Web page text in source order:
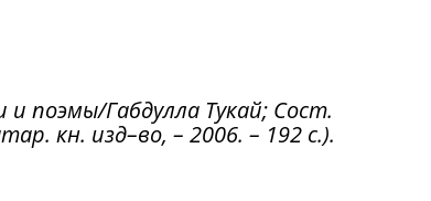
и поэмы/Габдулла Тукай; Сост.
кн. изд–во, – 2006. – 192 с.).